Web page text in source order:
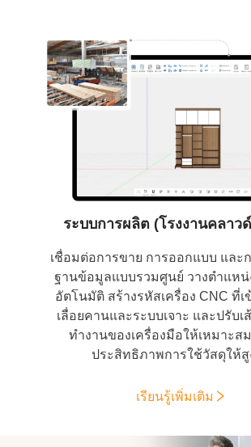
ระบบการผลิต (โรงงานคลาว
เชื่อมต่อการขาย การออกแบบ และ
ฐานข้อมูลแบบรวมศูนย์ วางตำแหน่
อัตโนมัติ สร้างรหัสเครื่อง CNC ที่เ
เลื่อยคานและระบบเจาะ และปรับเ
ทำงานของเครื่องมือให้เหมาะส
ประสิทธิภาพการใช้วัสดุให้สู
เรียนรู้เพิ่มเติม